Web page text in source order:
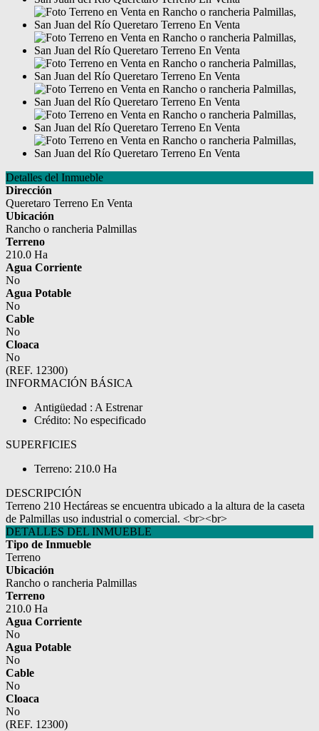
Detalles del Inmueble
Dirección
Queretaro Terreno En Venta
Ubicación
Rancho o rancheria Palmillas
Terreno
210.0 Ha
Agua Corriente
No
Agua Potable
No
Cable
No
Cloaca
No
(REF. 12300)
INFORMACIÓN BÁSICA
Antigüedad : A Estrenar
Crédito: No especificado
SUPERFICIES
Terreno: 210.0 Ha
DESCRIPCIÓN
Terreno 210 Hectáreas se encuentra ubicado a la altura de la caseta
de Palmillas uso industrial o comercial. <br><br>
DETALLES DEL INMUEBLE
Tipo de Inmueble
Terreno
Ubicación
Rancho o rancheria Palmillas
Terreno
210.0 Ha
Agua Corriente
No
Agua Potable
No
Cable
No
Cloaca
No
(REF. 12300)